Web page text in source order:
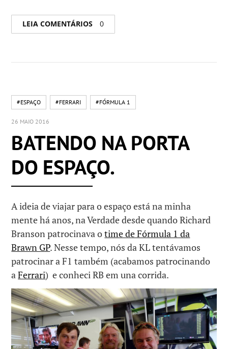
LEIA COMENTÁRIOS 0
#ESPAÇO #FERRARI #FÓRMULA 1
26 MAIO 2016
BATENDO NA PORTA
DO ESPAÇO.
A ideia de viajar para o espaço está na minha
mente há anos, na Verdade desde quando Richard
Branson patrocinava otime de Fórmula 1 da
Brawn GP. Nesse tempo, nós da KL tentávamos
patrocinar a F1 também (acabamos patrocinando
aFerrari) e conheci RB em una corrida.